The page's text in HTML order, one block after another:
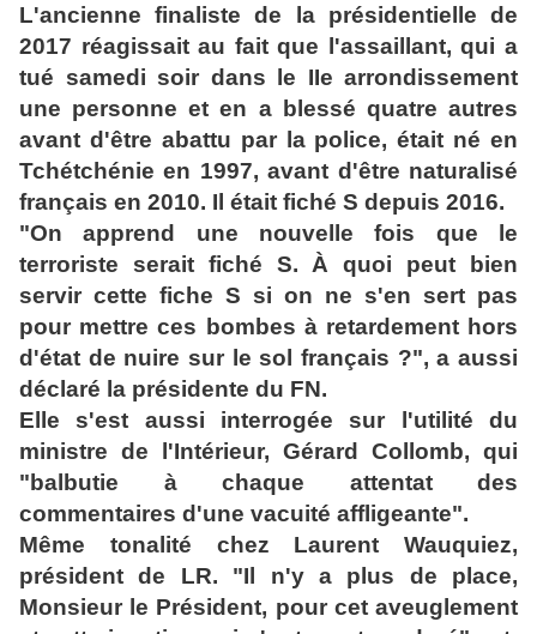
L'ancienne finaliste de la présidentielle de
2017 réagissait au fait que l'assaillant,qui a
tué samedi soir dans le IIe arrondissement
une personne et en a blessé quatre autres
avant d'être abattu par la police, était né en
Tchétchénie en 1997, avant d'être naturalisé
français en 2010. Il était fiché S depuis 2016.
"On apprend une nouvelle fois que le
terroriste serait fiché S. À quoi peut bien
servir cette fiche S si on ne s'en sert pas
pour mettre ces bombes à retardement hors
d'état de nuire sur le sol français ?", a aussi
déclaré la présidente du FN.
Elle s'est aussi interrogée sur l'utilité du
ministre de l'Intérieur, Gérard Collomb, qui
"balbutie à chaque attentat des
commentaires d'une vacuité affligeante".
Même tonalité chez Laurent Wauquiez,
président de LR. "Il n'y a plus de place,
Monsieur le Président, pour cet aveuglement